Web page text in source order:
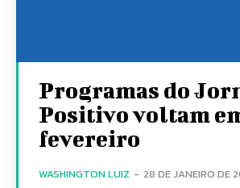
Programas do
Positivo voltam
fevereiro
WASHINGTON LUIZ - 28 DE JANEIRO DE